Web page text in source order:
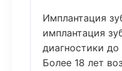
Имплантация
имплантация
диагностики
Более 18 лет